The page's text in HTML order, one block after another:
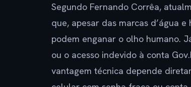
Segundo Fernando Corrêa,
que, apesar das marcas d’água
podem enganar o olho humano.
ou o acesso indevido à conta
vantagem técnica depende